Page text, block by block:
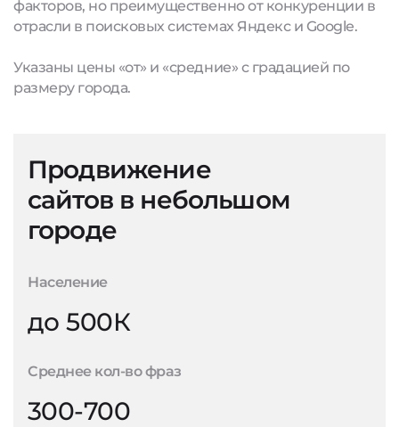
факторов, но преимущественно от конкуренции в
отрасли в поисковых системах Яндекс и Google.
Указаны цены «от» и «средние» с градацией по
размеру города.
Продвижение
сайтов в небольшом
городе
Население
до 500К
Среднее кол-во фраз
300-700